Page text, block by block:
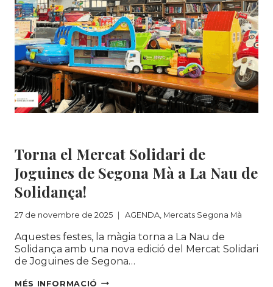
DE
RESIDUS
DE
CATALUNYA,
A
SOLIDANÇA
Torna el Mercat Solidari de
Joguines de Segona Mà a La Nau de
Solidança!
27 de novembre de 2025 AGENDA Mercats Segona Mà
Aquestes festes, la màgia torna a La Nau de
Solidança amb una nova edició del Mercat Solidari
de Joguines de Segona…
MÉS INFORMACIÓ TORNA